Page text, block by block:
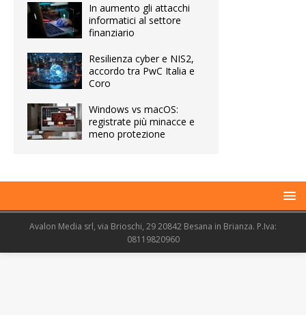
In aumento gli attacchi
informatici al settore
finanziario
Resilienza cyber e NIS2,
accordo tra PwC Italia e
Coro
Windows vs macOS:
registrate più minacce e
meno protezione
Avalon Media srl, via Brioschi, 29 20842 Besana in Brianza. P.Iva:
08119820960